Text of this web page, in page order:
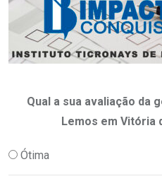
Qual a sua avaliação da
Lemos em Vitória
Ótima